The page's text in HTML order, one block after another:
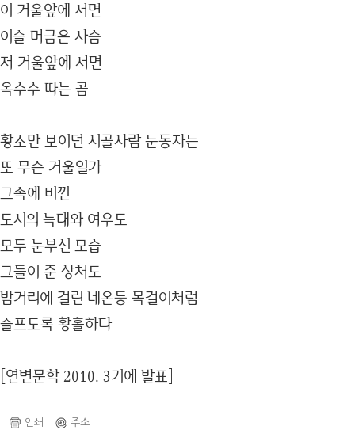
이 거울앞에 서면
이슬 머금은 사슴
저 거울앞에 서면
옥수수 따는 곰
황소만 보이던 시골사람 눈동자는
또 무슨 거울일가
그속에 비낀
도시의 늑대와 여우도
모두 눈부신 모습
그들이 준 상처도
밤거리에 걸린 네온등 목걸이처럼
슬프도록 황홀하다
[연변문학 2010. 3기에 발표]
인쇄 주소